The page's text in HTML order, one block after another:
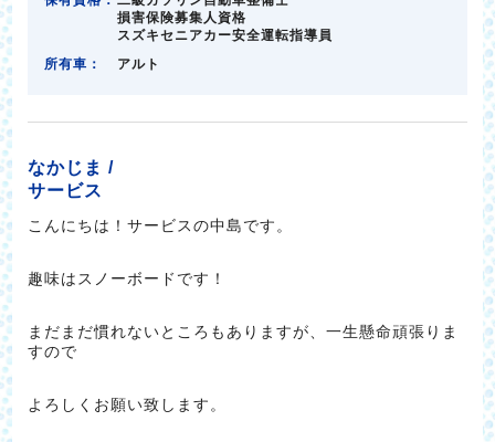
損害保険募集人資格
スズキセニアカー安全運転指導員
所有車：
アルト
なかじま /
サービス
こんにちは！サービスの中島です。
趣味はスノーボードです！
まだまだ慣れないところもありますが、一生懸命頑張りま
すので
よろしくお願い致します。